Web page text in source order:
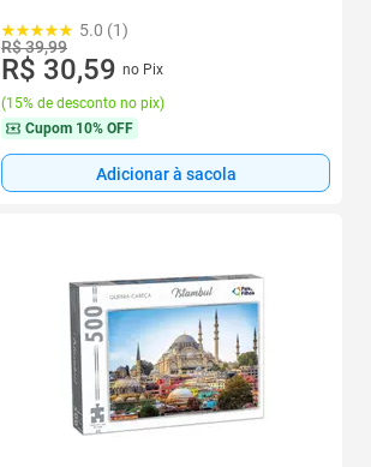
5.0 (1)
R$ 39,99
R$ 30,59 no Pix
(15% de desconto no pix)
Cupom 10% OFF
Adicionar à sacola